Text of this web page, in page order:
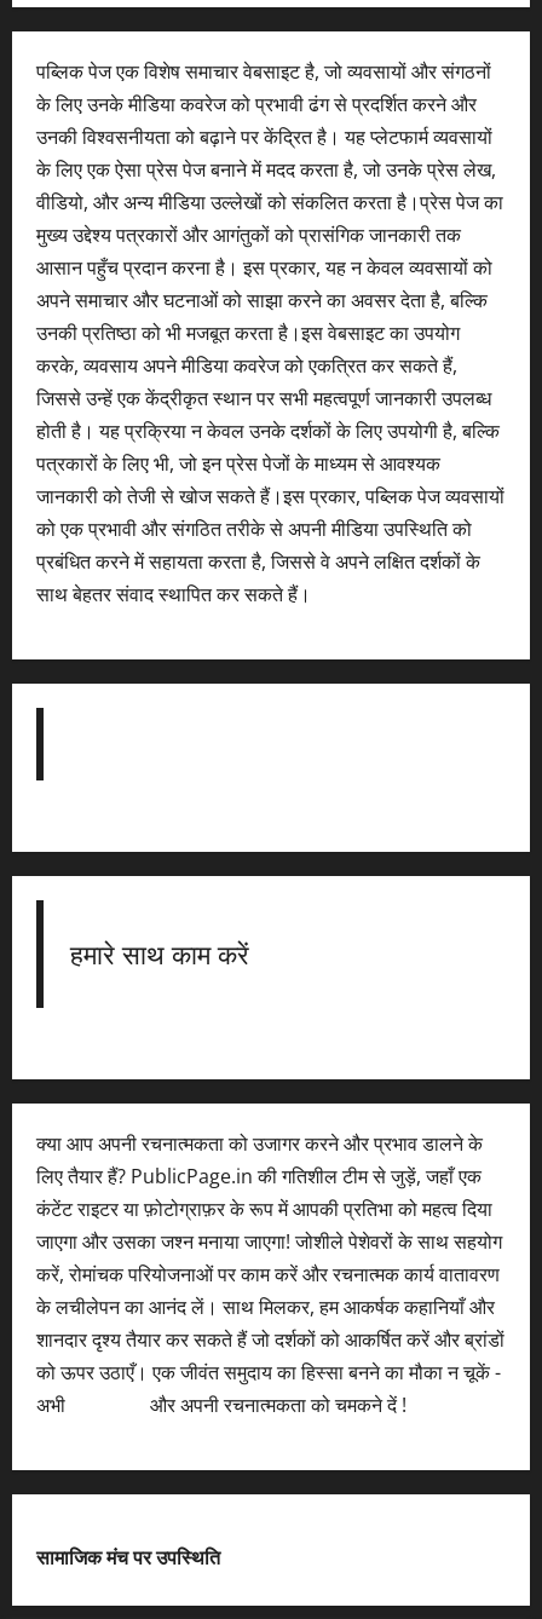
पब्लिक पेज एक विशेष समाचार वेबसाइट है, जो व्यवसायों और संगठनों
के लिए उनके मीडिया कवरेज को प्रभावी ढंग से प्रदर्शित करने और
उनकी विश्वसनीयता को बढ़ाने पर केंद्रित है। यह प्लेटफार्म व्यवसायों
के लिए एक ऐसा प्रेस पेज बनाने में मदद करता है, जो उनके प्रेस लेख,
वीडियो, और अन्य मीडिया उल्लेखों को संकलित करता है।प्रेस पेज का
मुख्य उद्देश्य पत्रकारों और आगंतुकों को प्रासंगिक जानकारी तक
आसान पहुँच प्रदान करना है। इस प्रकार, यह न केवल व्यवसायों को
अपने समाचार और घटनाओं को साझा करने का अवसर देता है, बल्कि
उनकी प्रतिष्ठा को भी मजबूत करता है।इस वेबसाइट का उपयोग
करके, व्यवसाय अपने मीडिया कवरेज को एकत्रित कर सकते हैं,
जिससे उन्हें एक केंद्रीकृत स्थान पर सभी महत्वपूर्ण जानकारी उपलब्ध
होती है। यह प्रक्रिया न केवल उनके दर्शकों के लिए उपयोगी है, बल्कि
पत्रकारों के लिए भी, जो इन प्रेस पेजों के माध्यम से आवश्यक
जानकारी को तेजी से खोज सकते हैं।इस प्रकार, पब्लिक पेज व्यवसायों
को एक प्रभावी और संगठित तरीके से अपनी मीडिया उपस्थिति को
प्रबंधित करने में सहायता करता है, जिससे वे अपने लक्षित दर्शकों के
साथ बेहतर संवाद स्थापित कर सकते हैं।
हमारे साथ काम करें
क्या आप अपनी रचनात्मकता को उजागर करने और प्रभाव डालने के
लिए तैयार हैं? PublicPage.in की गतिशील टीम से जुड़ें, जहाँ एक
कंटेंट राइटर या फ़ोटोग्राफ़र के रूप में आपकी प्रतिभा को महत्व दिया
जाएगा और उसका जश्न मनाया जाएगा! जोशीले पेशेवरों के साथ सहयोग
करें, रोमांचक परियोजनाओं पर काम करें और रचनात्मक कार्य वातावरण
के लचीलेपन का आनंद लें। साथ मिलकर, हम आकर्षक कहानियाँ और
शानदार दृश्य तैयार कर सकते हैं जो दर्शकों को आकर्षित करें और ब्रांडों
को ऊपर उठाएँ। एक जीवंत समुदाय का हिस्सा बनने का मौका न चूकें -
अभी
और अपनी रचनात्मकता को चमकने दें !
सामाजिक मंच पर उपस्थिति